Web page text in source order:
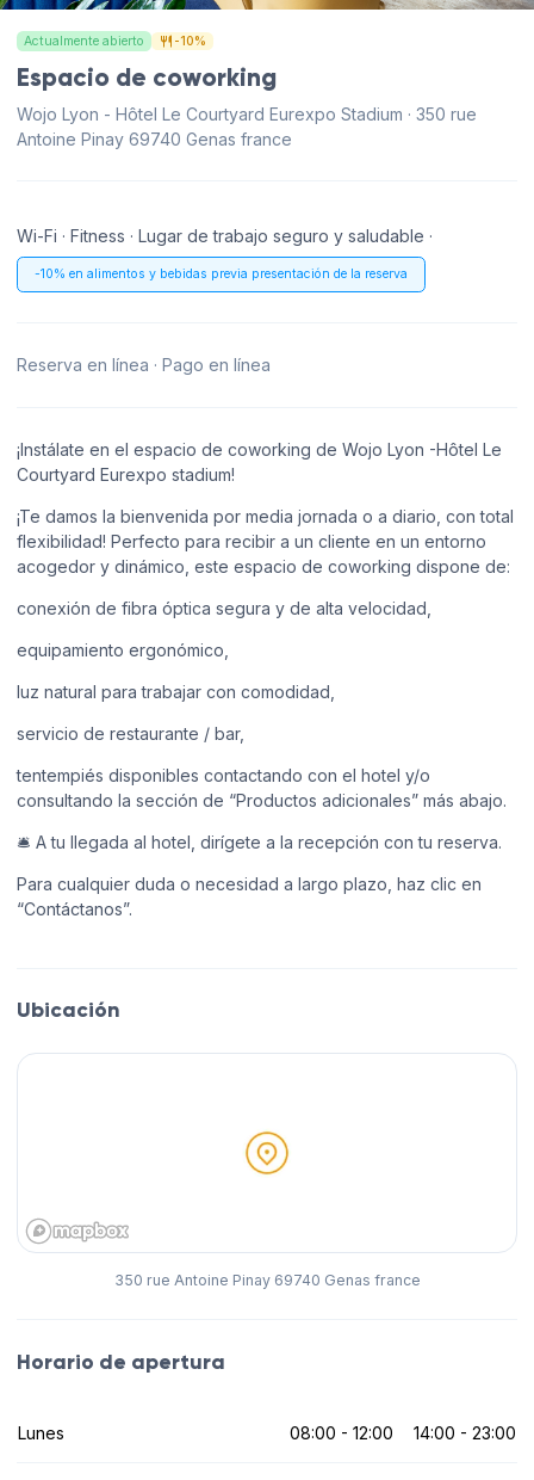
Actualmente abierto -10%
Espacio de coworking
Wojo Lyon - Hôtel Le Courtyard Eurexpo Stadium · 350 rue
Antoine Pinay 69740 Genas france
Wi-Fi · Fitness · Lugar de trabajo seguro y saludable ·
-10% en alimentos y bebidas previa presentación de la reserva
Reserva en línea · Pago en línea
¡Instálate en el espacio de coworking de Wojo Lyon -Hôtel Le
Courtyard Eurexpo stadium!
¡Te damos la bienvenida por media jornada o a diario, con total
flexibilidad! Perfecto para recibir a un cliente en un entorno
acogedor y dinámico, este espacio de coworking dispone de:
conexión de fibra óptica segura y de alta velocidad,
equipamiento ergonómico,
luz natural para trabajar con comodidad,
servicio de restaurante / bar,
tentempiés disponibles contactando con el hotel y/o
consultando la sección de “Productos adicionales” más abajo.
🛎 A tu llegada al hotel, dirígete a la recepción con tu reserva.
Para cualquier duda o necesidad a largo plazo, haz clic en
“Contáctanos”.
Ubicación
350 rue Antoine Pinay 69740 Genas france
Horario de apertura
Lunes 08:00 - 12:00 14:00 - 23:00